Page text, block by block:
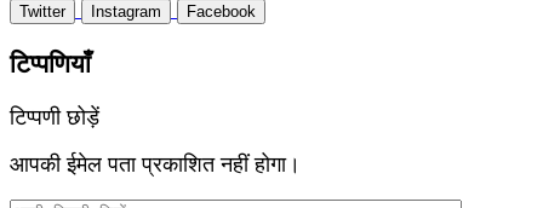
Twitter Instagram Facebook
टिप्पणियाँ
टिप्पणी छोड़ें
आपकी ईमेल पता प्रकाशित नहीं होगा।